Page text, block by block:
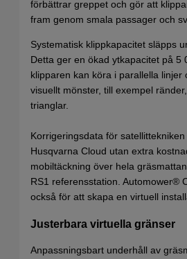
förbättrar greppet och gör att
fram genom smala passager och
Systematisk klippkapacitet släpps
Detta ger en ökad ytkapacitet på 5
klipparen kan köra i parallella linjer
visuellt mönster, till exempel
trianglar.
Korrigeringsdata för
Husqvarna Cloud utan extra
mobiltäckning över hela
RS1 referensstation. Automower®
också för att skapa en virtuell
Justerbara virtuella gränser
Anpassningsbart underhåll av